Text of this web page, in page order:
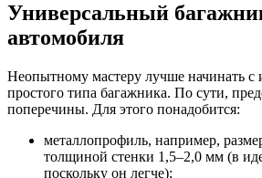
Универсальный
автомобиля
Неопытному мастеру лучше начинать с
простого типа багажника. По сути,
поперечины. Для этого понадобится:
металлопрофиль, например,
толщиной стенки 1,5–2,0 мм (в
поскольку он легче);